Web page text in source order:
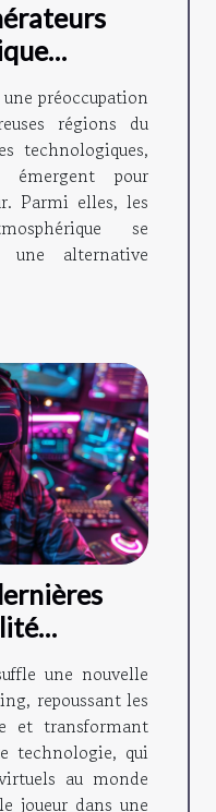
en
préoccupation
régions du
technologiques,
émergent pour
Parmi elles, les
se
une alternative
gaming
une nouvelle
repoussant les
et transformant
technologie, qui
au monde
joueur dans une